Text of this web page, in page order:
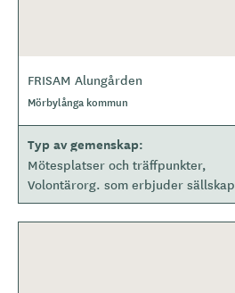
FRISAM Alungården
Mörbylånga kommun
Typ av gemenskap
Mötesplatser och träffpunkter
Volontärorg. som erbjuder sällskap